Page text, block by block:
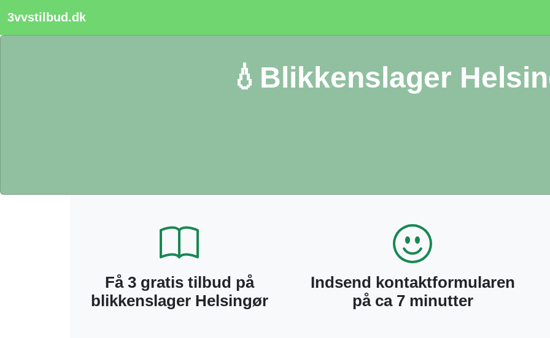
3vvstilbud.dk
💧Blikkenslager
Få 3 gratis tilbud på
blikkenslager Helsingør
Indsend kontaktformularen
på ca 7 minutter